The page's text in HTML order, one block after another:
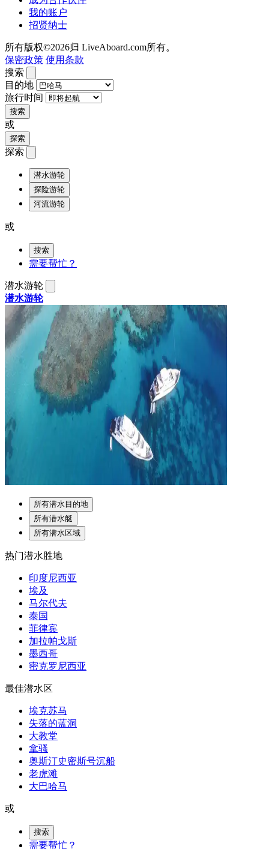
我的账户
招贤纳士
所有版权©2026归 LiveAboard.com所有。
保密政策 使用条款
搜索
目的地
旅行时间
搜索
或
探索
探索
潜水游轮
探险游轮
河流游轮
或
搜索
需要帮忙？
潜水游轮
潜水游轮
所有潜水目的地
所有潜水艇
所有潜水区域
热门潜水胜地
印度尼西亚
埃及
马尔代夫
泰国
菲律宾
加拉帕戈斯
墨西哥
密克罗尼西亚
最佳潜水区
埃克苏马
失落的蓝洞
大教堂
拿骚
奥斯汀史密斯号沉船
老虎滩
大巴哈马
或
搜索
需要帮忙？